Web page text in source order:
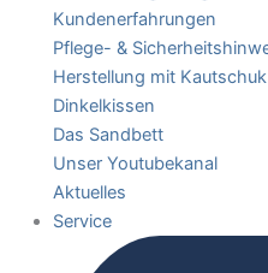
Kundenerfahrungen
Pflege- &
Herstellung mit Kautschuk
Dinkelkissen
Das Sandbett
Unser Youtubekanal
Aktuelles
Service